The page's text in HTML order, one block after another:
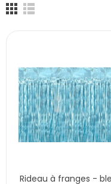
Rideau à franges -